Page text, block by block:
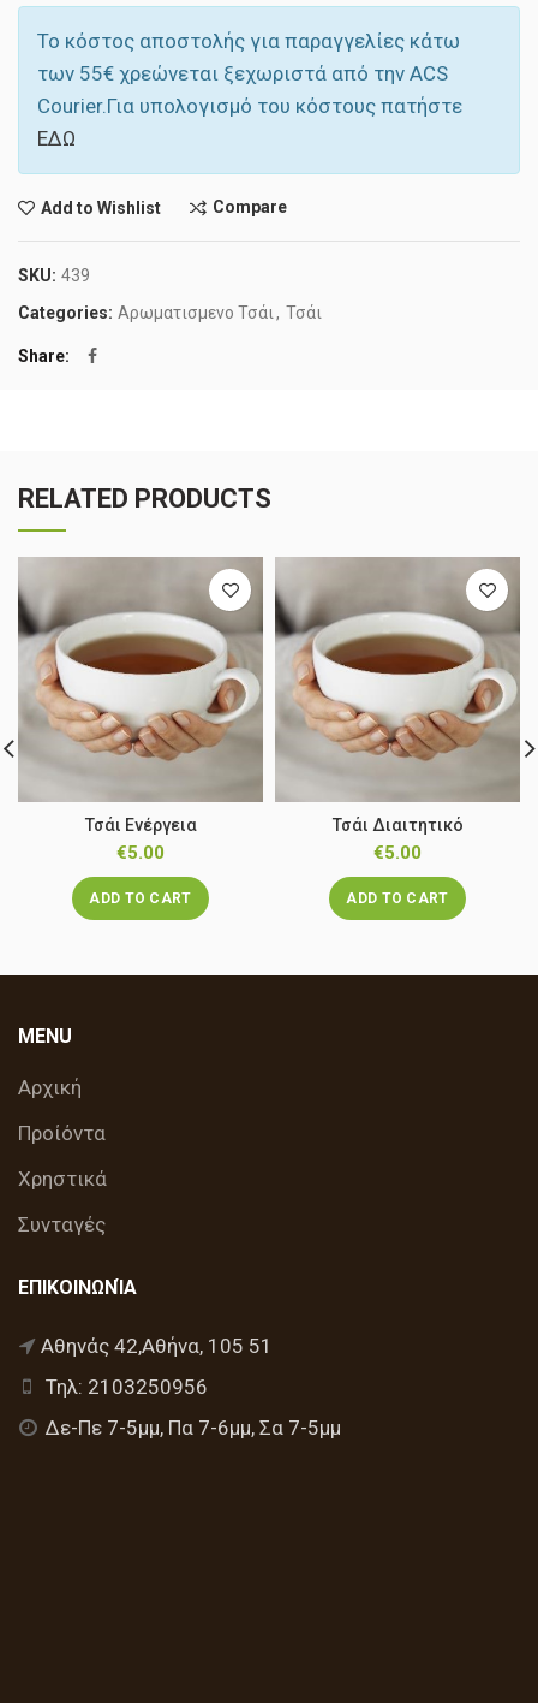
Το κόστος αποστολής για παραγγελίες κάτω
των 55‎€ χρεώνεται ξεχωριστά από την ACS
Courier.Για υπολογισμό του κόστους πατήστε
ΕΔΩ
Add to Wishlist Compare
SKU: 439
Categories: Αρωματισμενο Τσάι, Τσάι
Share
RELATED PRODUCTS
Τσάι Ενέργεια
€5.00
ADD TO CART
Τσάι Διαιτητικό
€5.00
ADD TO CART
MENU
Αρχική
Προίόντα
Χρηστικά
Συνταγές
ΕΠΙΚΟΙΝΩΝΊΑ
Αθηνάς 42,Αθήνα, 105 51
Τηλ: 2103250956
Δε-Πε 7-5μμ, Πα 7-6μμ, Σα 7-5μμ